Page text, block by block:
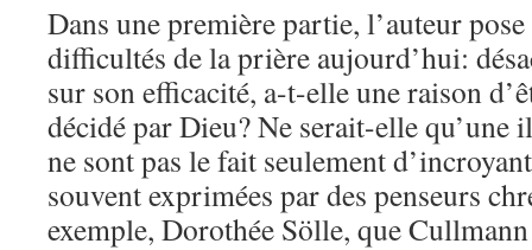
Dans une première partie, l’auteur pose
difficultés de la prière aujourd’hui:
sur son efficacité, a-t-elle une raison
décidé par Dieu? Ne serait-elle qu’une
ne sont pas le fait seulement
souvent exprimées par des penseurs
exemple, Dorothée Sölle, que